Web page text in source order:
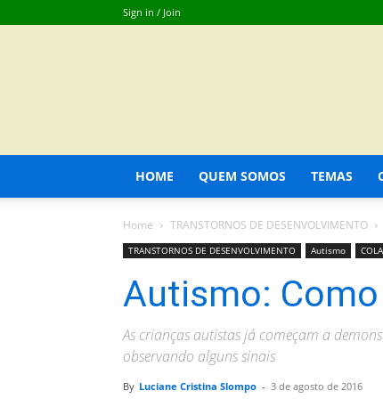
Sign in / Join
HOME QUEM SOMOS TEMAS
Home TRANSTORNOS DE DESENVOLVIMENTO
TRANSTORNOS DE DESENVOLVIMENTO Autismo
Autismo:
As crianças autistas já começam a
observando alguns sinais
By Luciane Cristina Slompo - 3 de agosto de 2016